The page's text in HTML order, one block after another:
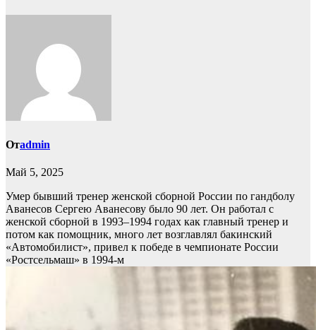
Отadmin
Май 5, 2025
Умер бывший тренер женской сборной России по гандболу
Аванесов Сергею Аванесову было 90 лет. Он работал с
женской сборной в 1993–1994 годах как главный тренер и
потом как помощник, много лет возглавлял бакинский
«Автомобилист», привел к победе в чемпионате России
«Ростсельмаш» в 1994-м